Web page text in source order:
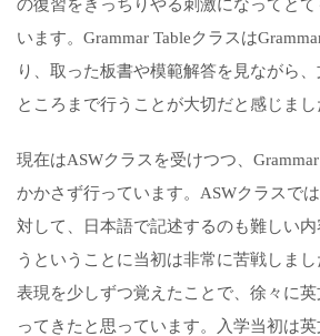
の復習をきっちりやる刺激になってとて
います。Grammar Tableクラスは
り、取った板書や模範解答を見ながら
ところまで行うことが大切だと感じまし
現在はASWクラスを受けつつ、
かかさず行っています。ASWクラスで
対して、日本語で記述するのも難しい
うということに当初は非常に苦戦しま
表現を少しずつ覚えたことで、徐々に
ってきたと思っています。入学当初は